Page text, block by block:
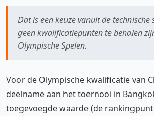
Dat is een keuze vanuit de
geen kwalificatiepunten te behalen
Olympische Spelen.
Voor de Olympische kwalificatie van
deelname aan het toernooi in
toegevoegde waarde (de